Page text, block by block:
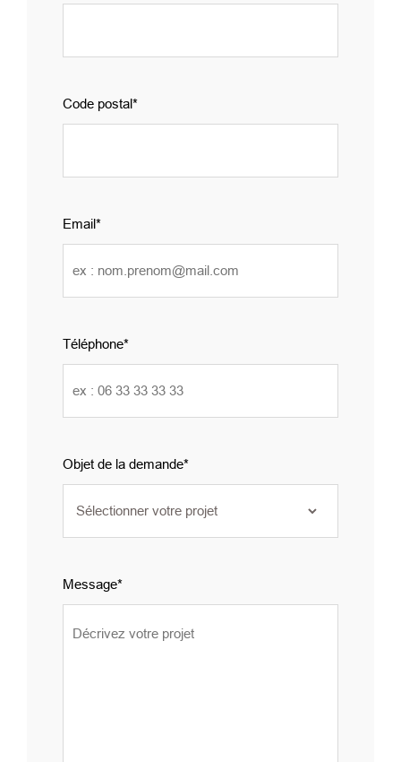
Code postal
Email
Téléphone
Objet de la demande
Message